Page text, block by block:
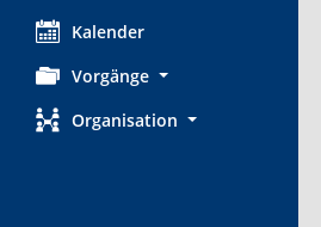
Kalender
Vorgänge
Organisation